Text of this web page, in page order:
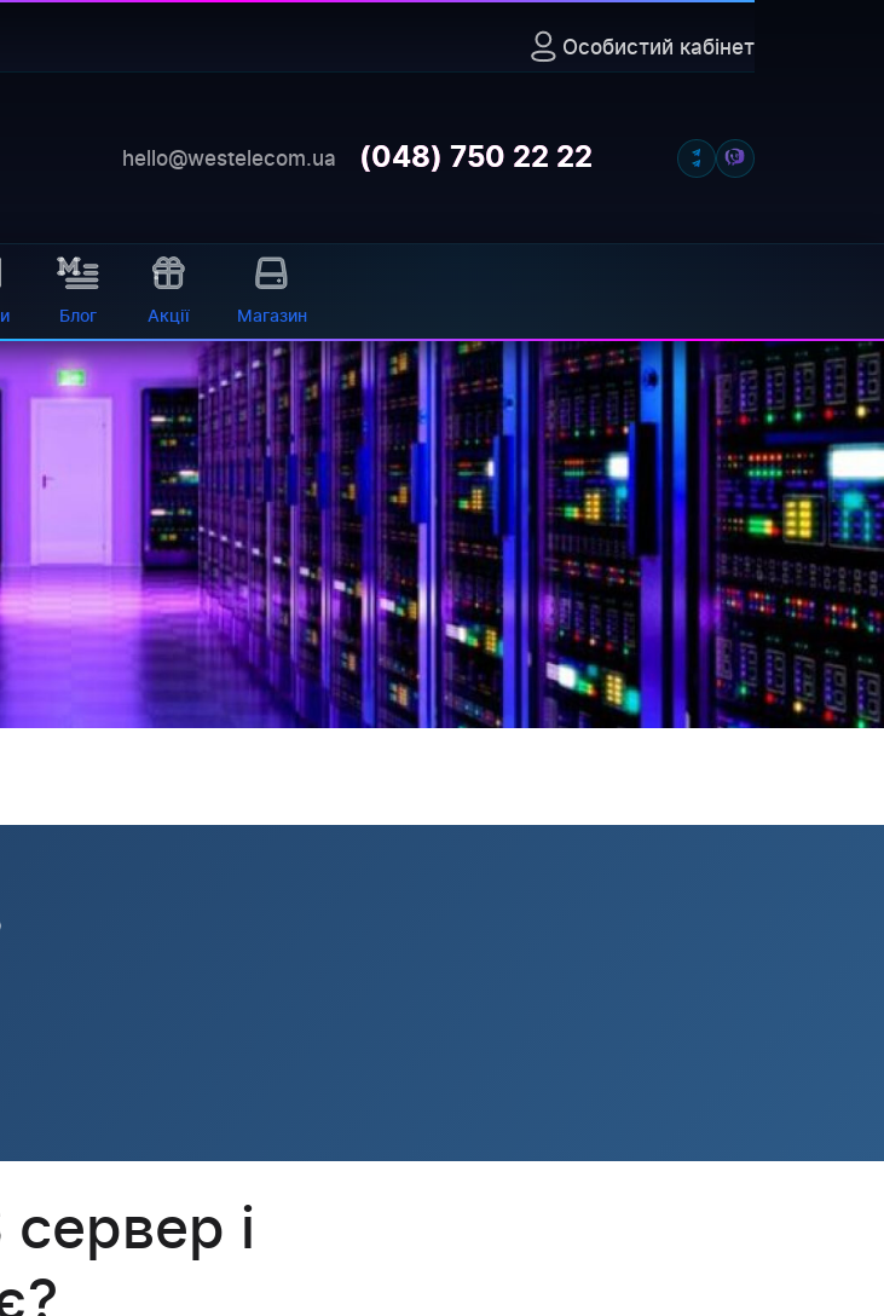
Особистий кабінет
hello@westelecom.ua (048) 750 22 22
Блог Акції Магазин
виділений сервер, який дається клієнту цілком з
і